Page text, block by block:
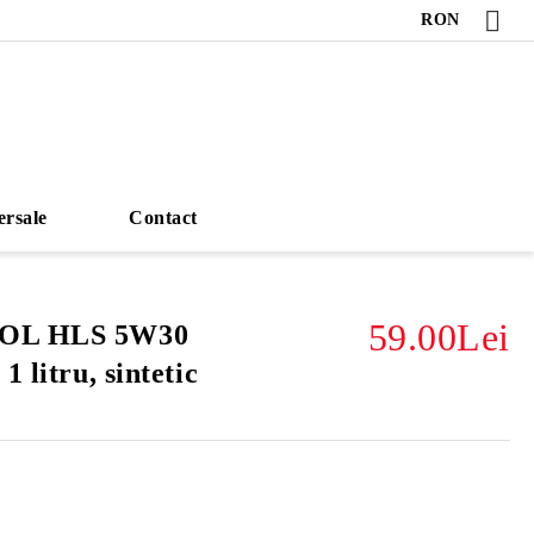
RON
Contact
HLS 5W30
1 litru, sintetic
59.00Lei